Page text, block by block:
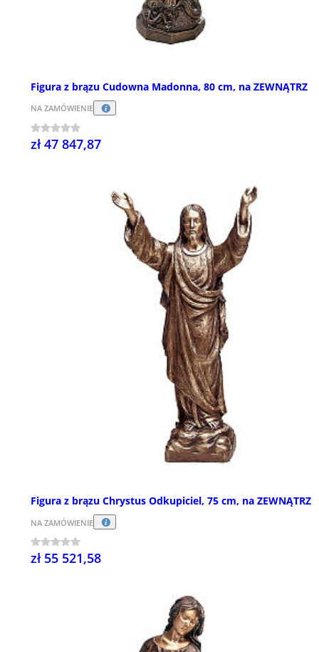
Figura z brązu Cudowna Madonna, 80 cm, na ZEWNĄTRZ
NA ZAMÓWIENIE
zł 47 847,87
Figura z brązu Chrystus Odkupiciel, 75 cm, na ZEWNĄTRZ
NA ZAMÓWIENIE
zł 55 521,58